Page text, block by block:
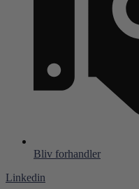
Bliv forhandler
Linkedin